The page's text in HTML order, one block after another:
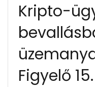
Kripto-
Figyelő